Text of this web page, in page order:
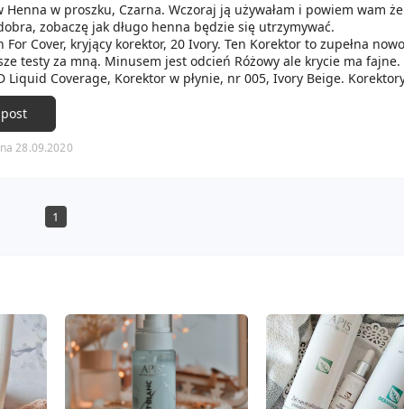
w proszku, Czarna. Wczoraj ją używałam i powiem wam
zobaczę jak długo henna będzie się utrzymywać.
For Cover, kryjący korektor, 20 Ivory. Ten Korektor to zupełna
testy za mną. Minusem jest odcień Różowy ale krycie ma fajne.
Liquid Coverage, Korektor w płynie, nr 005, Ivory Beige.
się kupować w zapasie. Ten bardzo lubię a był jeszcze na
005.
algowa, Raspberry Glow, Liofilizowane Maliny. Uwielbiam
sięgam po jednorazowe wersje w ramach testów.
28.09.2020
1